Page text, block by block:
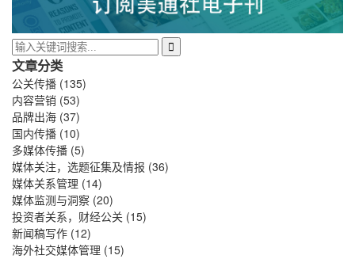
文章分类
公关传播 (135)
内容营销 (53)
品牌出海 (37)
国内传播 (10)
多媒体传播 (5)
媒体关注，选题征集及情报 (36)
媒体关系管理 (14)
媒体监测与洞察 (20)
投资者关系，财经公关 (15)
新闻稿写作 (12)
海外社交媒体管理 (15)